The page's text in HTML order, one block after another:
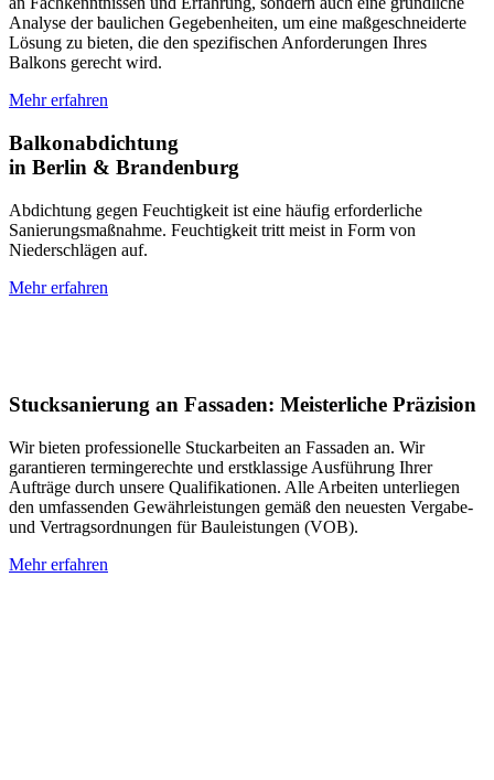
Analyse der baulichen Gegebenheiten, um eine maßgeschneiderte
Lösung zu bieten, die den spezifischen Anforderungen Ihres
Balkons gerecht wird.
Mehr erfahren
Balkonabdichtung
in Berlin & Brandenburg
Abdichtung gegen Feuchtigkeit ist eine häufig erforderliche
Sanierungsmaßnahme. Feuchtigkeit tritt meist in Form von
Niederschlägen auf.
Mehr erfahren
Stucksanierung an Fassaden: Meisterliche Präzision
Wir bieten professionelle Stuckarbeiten an Fassaden an. Wir
garantieren termingerechte und erstklassige Ausführung Ihrer
Aufträge durch unsere Qualifikationen. Alle Arbeiten unterliegen
den umfassenden Gewährleistungen gemäß den neuesten Vergabe-
und Vertragsordnungen für Bauleistungen (VOB).
Mehr erfahren